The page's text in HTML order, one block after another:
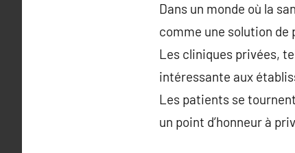
Dans un monde où la
comme une solution de
Les cliniques privées,
intéressante aux
Les patients se
un point d’honneur à